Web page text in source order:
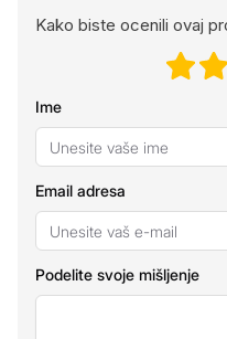
Kako biste ocenili ovaj
Ime
Email adresa
Podelite svoje mišljenje